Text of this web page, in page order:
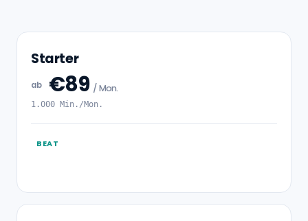
Starter
ab €89 / Mon.
1.000 Min./Mon.
BEAT